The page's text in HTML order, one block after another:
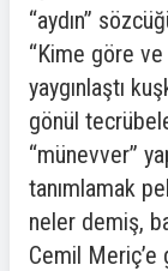
“aydın”
“Kime göre ve
yaygınlaştı
gönül
“münevver”
tanımlamak
neler demiş,
Cemil Meriç’e